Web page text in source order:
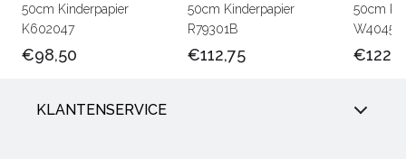
50cm Kinderpapier
K602047
€98,50
50cm Kinderpapier
R79301B
€112,75
50cm
W40450
KLANTENSERVICE